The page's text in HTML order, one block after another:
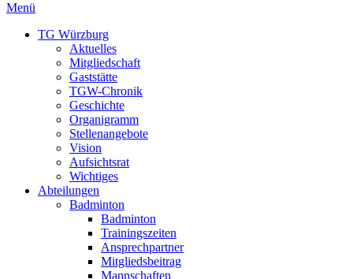
Menü
TG Würzburg
Aktuelles
Mitgliedschaft
Gaststätte
TGW-Chronik
Geschichte
Organigramm
Stellenangebote
Vision
Aufsichtsrat
Wichtiges
Abteilungen
Badminton
Badminton
Trainingszeiten
Ansprechpartner
Mitgliedsbeitrag
Mannschaften